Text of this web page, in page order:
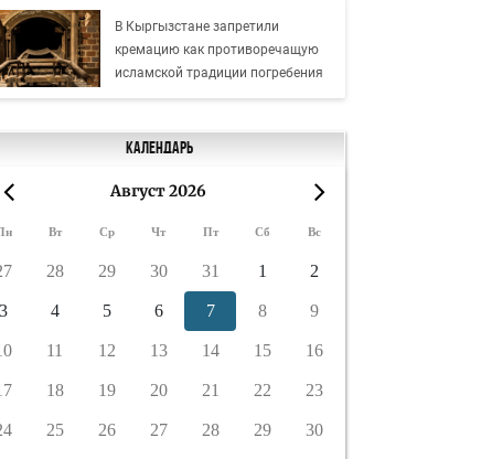
В Кыргызстане запретили
кремацию как противоречащую
исламской традиции погребения
Календарь
Август 2026
Вт Ср Чт Пт Сб Вс
28 29 30 31 1 2
3 4 5 6 7 8 9
11 12 13 14 15 16
18 19 20 21 22 23
25 26 27 28 29 30